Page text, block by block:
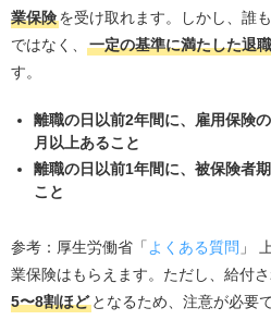
業保険を受け取れます。しかし、誰
ではなく、
一定の基準に満たした退
す。
離職の日以前2年間に、雇用保険
月以上あること
離職の日以前1年間に、被保険者
こと
参考：厚生労働省「 よくある質問 」
業保険はもらえます。ただし、給付
5〜8割ほどとなるため、注意が必要で